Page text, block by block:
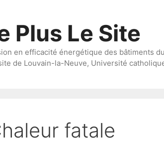
Plus Le Site
en efficacité énergétique des bâtiments
de Louvain-la-Neuve, Université
fatale